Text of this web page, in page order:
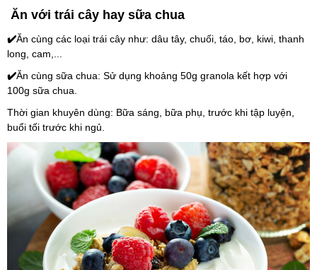
Ăn với trái cây hay sữa chua
✔️Ăn cùng các loại trái cây như: dâu tây, chuối, táo, bơ, kiwi, thanh
long, cam,...
✔️Ăn cùng sữa chua: Sử dụng khoảng 50g granola kết hợp với
100g sữa chua.
Thời gian khuyên dùng: Bữa sáng, bữa phụ, trước khi tập luyện,
buổi tối trước khi ngủ.